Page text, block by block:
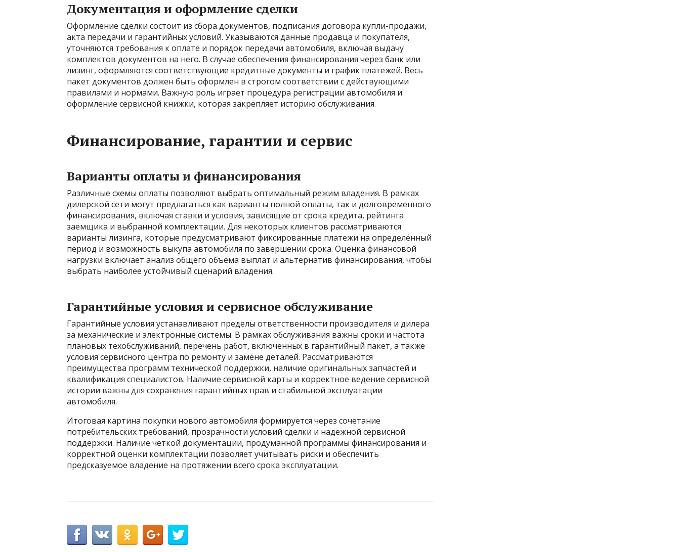
Документация и оформление сделки
Оформление сделки состоит из сбора документов, подписания договора купли-продажи,
акта передачи и гарантийных условий. Указываются данные продавца и покупателя,
уточняются требования к оплате и порядок передачи автомобиля, включая выдачу
комплектов документов на него. В случае обеспечения финансирования через банк или
лизинг, оформляются соответствующие кредитные документы и график платежей. Весь
пакет документов должен быть оформлен в строгом соответствии с действующими
правилами и нормами. Важную роль играет процедура регистрации автомобиля и
оформление сервисной книжки, которая закрепляет историю обслуживания.
Финансирование, гарантии и сервис
Варианты оплаты и финансирования
Различные схемы оплаты позволяют выбрать оптимальный режим владения. В рамках
дилерской сети могут предлагаться как варианты полной оплаты, так и долговременного
финансирования, включая ставки и условия, зависящие от срока кредита, рейтинга
заемщика и выбранной комплектации. Для некоторых клиентов рассматриваются
варианты лизинга, которые предусматривают фиксированные платежи на определённый
период и возможность выкупа автомобиля по завершении срока. Оценка финансовой
нагрузки включает анализ общего объема выплат и альтернатив финансирования, чтобы
выбрать наиболее устойчивый сценарий владения.
Гарантийные условия и сервисное обслуживание
Гарантийные условия устанавливают пределы ответственности производителя и дилера
за механические и электронные системы. В рамках обслуживания важны сроки и частота
плановых техобслуживаний, перечень работ, включённых в гарантийный пакет, а также
условия сервисного центра по ремонту и замене деталей. Рассматриваются
преимущества программ технической поддержки, наличие оригинальных запчастей и
квалификация специалистов. Наличие сервисной карты и корректное ведение сервисной
истории важны для сохранения гарантийных прав и стабильной эксплуатации
автомобиля.
Итоговая картина покупки нового автомобиля формируется через сочетание
потребительских требований, прозрачности условий сделки и надёжной сервисной
поддержки. Наличие четкой документации, продуманной программы финансирования и
корректной оценки комплектации позволяет учитывать риски и обеспечить
предсказуемое владение на протяжении всего срока эксплуатации.